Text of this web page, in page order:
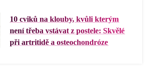
10 cviků na klouby, kvůli kterým
není třeba vstávat z postele: Skvělé
při artritidě a osteochondróze